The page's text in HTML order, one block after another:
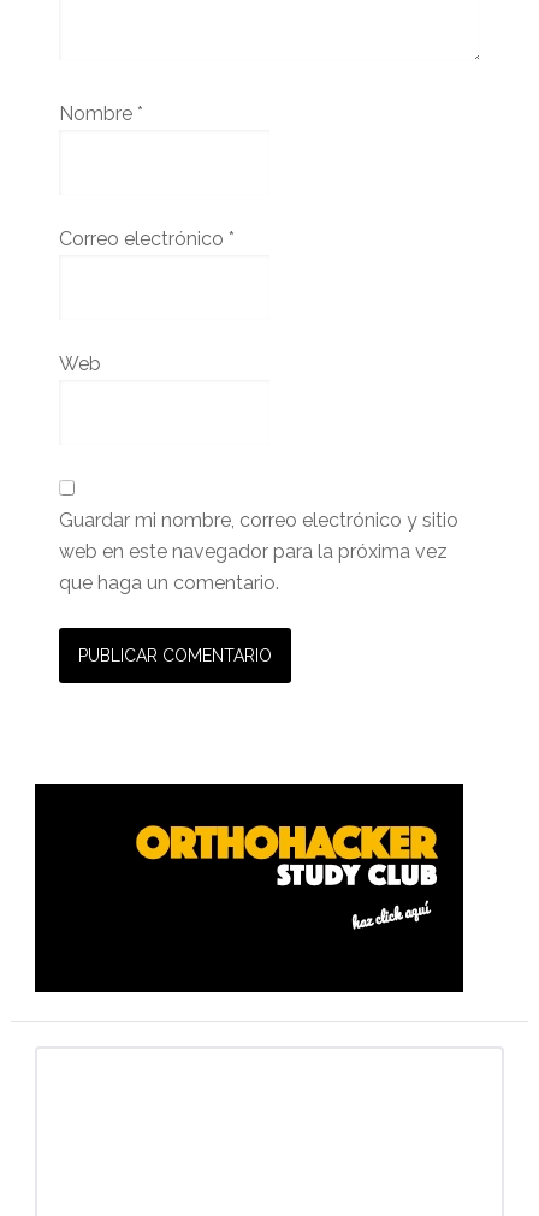
Nombre *
Correo electrónico *
Web
Guardar mi nombre, correo electrónico y sitio
web en este navegador para la próxima vez
que haga un comentario.
Barra
primaria